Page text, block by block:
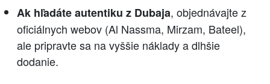
Ak hľadáte autentiku z Dubaja, objednávajte z
oficiálnych webov (Al Nassma, Mirzam, Bateel),
ale pripravte sa na vyššie náklady a dlhšie
dodanie.